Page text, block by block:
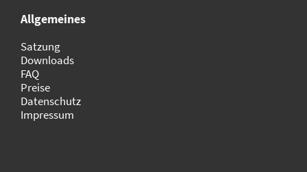
Allgemeines
Satzung
Downloads
FAQ
Preise
Datenschutz
Impressum